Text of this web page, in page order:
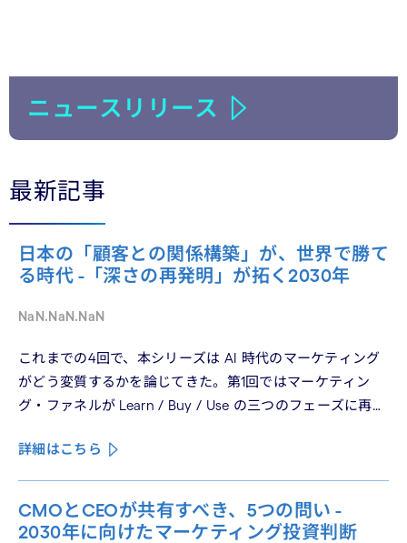
ニュースリリース
最新記事
日本の「顧客との関係構築」が、世界で勝て
る時代 -「深さの再発明」が拓く2030年
NaN.NaN.NaN
これまでの4回で、本シリーズは AI 時代のマーケティング
がどう変質するかを論じてきた。第1回ではマーケティン
グ・ファネルが Learn / Buy / Use の三つのフェーズに再構
パーソナライゼーションの罠を、第3回では Learn フェーズ
CMO と CEO が共有すべき5つの問いを論じた。シリーズ
の最終回となる本稿は、これらの議論を日本市場の文脈に
詳細はこちら
CMOとCEOが共有すべき、5つの問い -
2030年に向けたマーケティング投資判断